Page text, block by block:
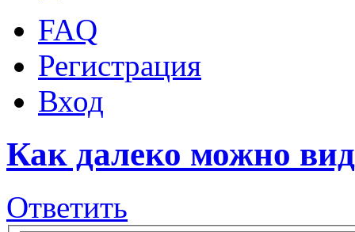
FAQ
Регистрация
Вход
Как далеко можно
Ответить